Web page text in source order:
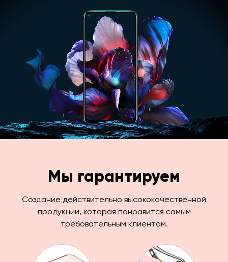
Мы гарантируем
Создание действительно высококачественной
продукции, которая понравится самым
требовательным клиентам.